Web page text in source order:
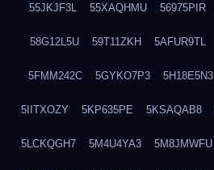
55JKJF3L 55XAQHMU 56975PIR
58G12L5U 59T11ZKH 5AFUR9TL
5FMM242C 5GYKO7P3 5H18E5N3
5IITXOZY 5KP635PE 5KSAQAB8
5LCKQGH7 5M4U4YA3 5M8JMWFU